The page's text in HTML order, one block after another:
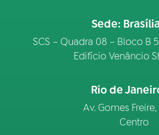
Sede:
SCS – Quadra 08 – Bloco B
Edifício Venâncio
Rio de
Av. Gomes Freire,
Centro